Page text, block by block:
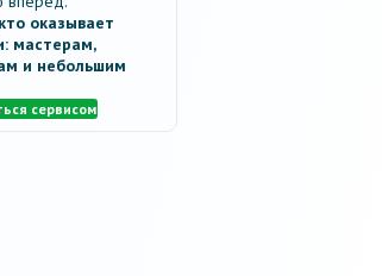
оказывает
мастерам,
и небольшим
сервисом